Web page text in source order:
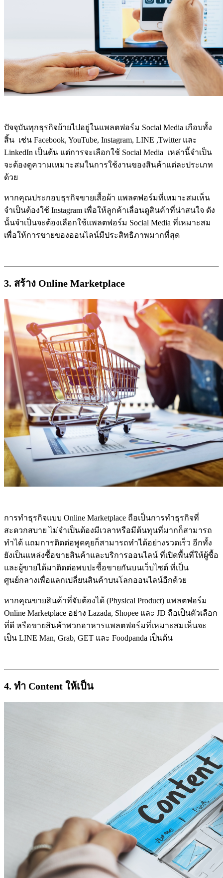
ปัจจุบันทุกธุรกิจย้ายไปอยู่ในแพลตฟอร์ม Social Media เกือบทั้ง
สิ้น เช่น Facebook, YouTube, Instagram, LINE ,Twitter และ
LinkedIn เป็นต้น แต่การจะเลือกใช้ Social Media เหล่านี้จำเป็น
จะต้องดูความเหมาะสมในการใช้งานของสินค้าแต่ละประเภท
ด้วย
หากคุณประกอบธุรกิจขายเสื้อผ้า แพลตฟอร์มที่เหมาะสมเห็น
จำเป็นต้องใช้ Instagram เพื่อให้ลูกค้าเลื่อนดูสินค้าที่น่าสนใจ ดัง
นั้นจำเป็นจะต้องเลือกใช้แพลตฟอร์ม Social Media ที่เหมาะสม
เพื่อให้การขายของออนไลน์มีประสิทธิภาพมากที่สุด
3. สร้าง Online Marketplace
การทำธุรกิจแบบ Online Marketplace ถือเป็นการทำธุรกิจที่
สะดวกสบาย ไม่จำเป็นต้องมีเวลาหรือมีต้นทุนที่มากก็สามารถ
ทำได้ แถมการติดต่อพูดคุยก็สามารถทำได้อย่างรวดเร็ว อีกทั้ง
ยังเป็นแหล่งซื้อขายสินค้าและบริการออนไลน์ ที่เปิดพื้นที่ให้ผู้ซื้อ
และผู้ขายได้มาติดต่อพบปะซื้อขายกันบนเว็บไซต์ ที่เป็น
ศูนย์กลางเพื่อแลกเปลี่ยนสินค้าบนโลกออนไลน์อีกด้วย
หากคุณขายสินค้าที่จับต้องได้ (Physical Product) แพลตฟอร์ม
Online Marketplace อย่าง Lazada, Shopee และ JD ถือเป็นตัวเลือก
ที่ดี หรือขายสินค้าพวกอาหารแพลตฟอร์มที่เหมาะสมเห็นจะ
เป็น LINE Man, Grab, GET และ Foodpanda เป็นต้น
4. ทำ Content ให้เป็น